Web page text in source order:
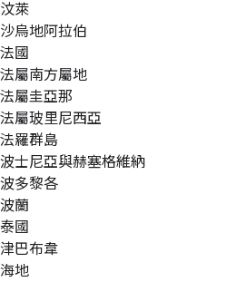
汶萊
沙烏地阿拉伯
法國
法屬南方屬地
法屬圭亞那
法屬玻里尼西亞
法羅群島
波士尼亞與赫塞格維納
波多黎各
波蘭
泰國
津巴布韋
海地